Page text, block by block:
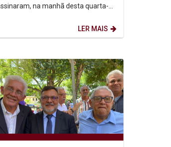
na manhã desta quarta-
LER MAIS